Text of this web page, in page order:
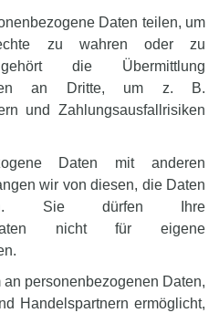
Daten teilen, um
zu wahren oder zu
die Übermittlung
an Dritte, um z. B.
und Zahlungsausfallrisiken
Daten mit anderen
wir von diesen, die Daten
Sie dürfen Ihre
Daten nicht für eigene
personenbezogenen Daten,
Handelspartnern ermöglicht,